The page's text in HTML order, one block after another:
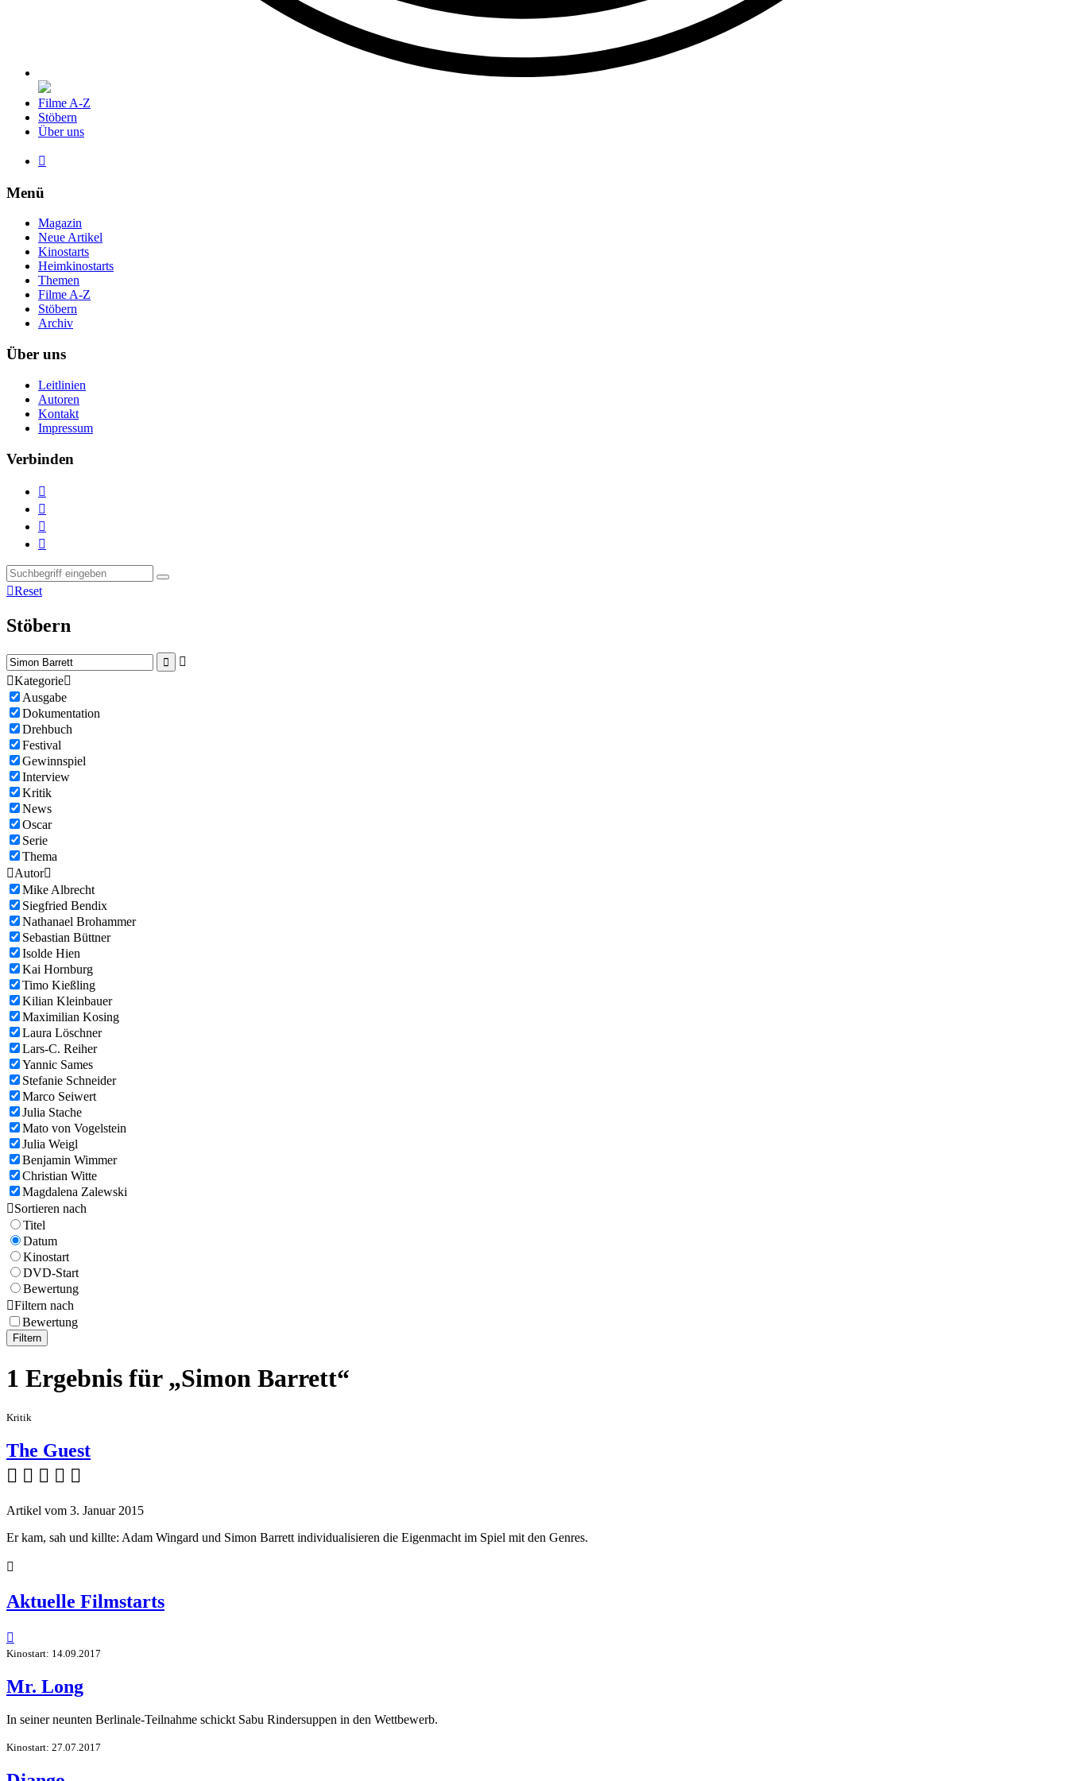
Filme A-Z
Stöbern
Über uns

Menü
Magazin
Neue Artikel
Kinostarts
Heimkinostarts
Themen
Filme A-Z
Stöbern
Archiv
Über uns
Leitlinien
Autoren
Kontakt
Impressum
Verbinden




Reset
Stöbern


Kategorie
Ausgabe
Dokumentation
Drehbuch
Festival
Gewinnspiel
Interview
Kritik
News
Oscar
Serie
Thema
Autor
Mike Albrecht
Siegfried Bendix
Nathanael Brohammer
Sebastian Büttner
Isolde Hien
Kai Hornburg
Timo Kießling
Kilian Kleinbauer
Maximilian Kosing
Laura Löschner
Lars-C. Reiher
Yannic Sames
Stefanie Schneider
Marco Seiwert
Julia Stache
Mato von Vogelstein
Julia Weigl
Benjamin Wimmer
Christian Witte
Magdalena Zalewski
Sortieren nach
Titel
Datum
Kinostart
DVD-Start
Bewertung
Filtern nach
Bewertung
Filtern
1 Ergebnis für „Simon Barrett“
Kritik
The Guest
    
Artikel vom 3. Januar 2015
Er kam, sah und killte: Adam Wingard und Simon Barrett individualisieren die Eigenmacht im Spiel mit den Genres.

Aktuelle Filmstarts

Kinostart: 14.09.2017
Mr. Long
In seiner neunten Berlinale-Teilnahme schickt Sabu Rindersuppen in den Wettbewerb.
Kinostart: 27.07.2017